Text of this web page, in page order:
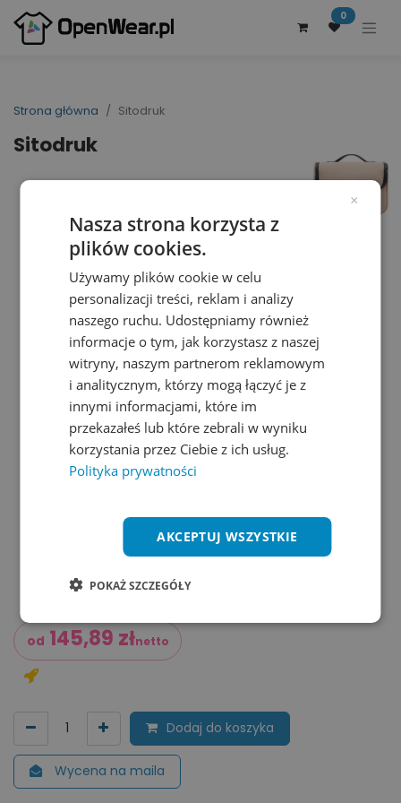
0
Strona główna Sitodruk
Sitodruk
od 145,89 złnetto
Dodaj do koszyka
Wycena na maila
×
Nasza strona korzysta z
plików cookies.
Używamy plików cookie w celu
personalizacji treści, reklam i analizy
naszego ruchu. Udostępniamy również
informacje o tym, jak korzystasz z naszej
witryny, naszym partnerom reklamowym
i analitycznym, którzy mogą łączyć je z
innymi informacjami, które im
przekazałeś lub które zebrali w wyniku
korzystania przez Ciebie z ich usług.
Polityka prywatności
AKCEPTUJ WSZYSTKIE
POKAŻ SZCZEGÓŁY